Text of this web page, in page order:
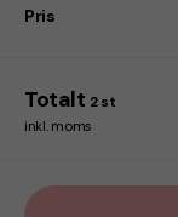
Pris
Totalt 2 st
inkl. moms